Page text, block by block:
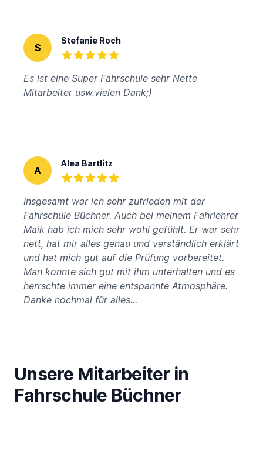
Reviews
S
Stefanie Roch
Es ist eine Super Fahrschule sehr Nette
Mitarbeiter usw.vielen Dank;)
A
Alea Bartlitz
Insgesamt war ich sehr zufrieden mit der
Fahrschule Büchner. Auch bei meinem Fahrlehrer
Maik hab ich mich sehr wohl gefühlt. Er war sehr
nett, hat mir alles genau und verständlich erklärt
und hat mich gut auf die Prüfung vorbereitet.
Man konnte sich gut mit ihm unterhalten und es
herrschte immer eine entspannte Atmosphäre.
Danke nochmal für alles...
Unsere Mitarbeiter in
Fahrschule Büchner